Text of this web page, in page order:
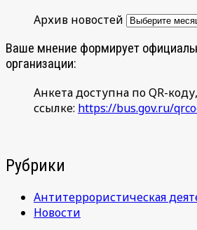
Архив новостей
Ваше мнение формирует
организации:
Анкета доступна по QR-
ссылке: https://bus.gov.ru/
Рубрики
Антитеррористическая
Новости